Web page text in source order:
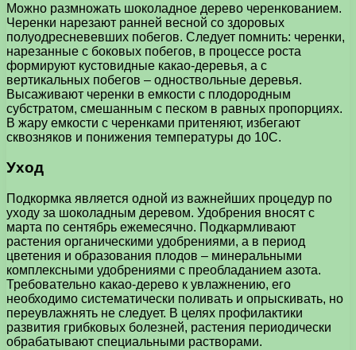
Можно размножать шоколадное дерево черенкованием.
Черенки нарезают ранней весной со здоровых
полуодресневевших побегов. Следует помнить: черенки,
нарезанные с боковых побегов, в процессе роста
формируют кустовидные какао-деревья, а с
вертикальных побегов – одноствольные деревья.
Высаживают черенки в емкости с плодородным
субстратом, смешанным с песком в равных пропорциях.
В жару емкости с черенками притеняют, избегают
сквозняков и понижения температуры до 10С.
Уход
Подкормка является одной из важнейших процедур по
уходу за шоколадным деревом. Удобрения вносят с
марта по сентябрь ежемесячно. Подкармливают
растения органическими удобрениями, а в период
цветения и образования плодов – минеральными
комплексными удобрениями с преобладанием азота.
Требовательно какао-дерево к увлажнению, его
необходимо систематически поливать и опрыскивать, но
переувлажнять не следует. В целях профилактики
развития грибковых болезней, растения периодически
обрабатывают специальными растворами.